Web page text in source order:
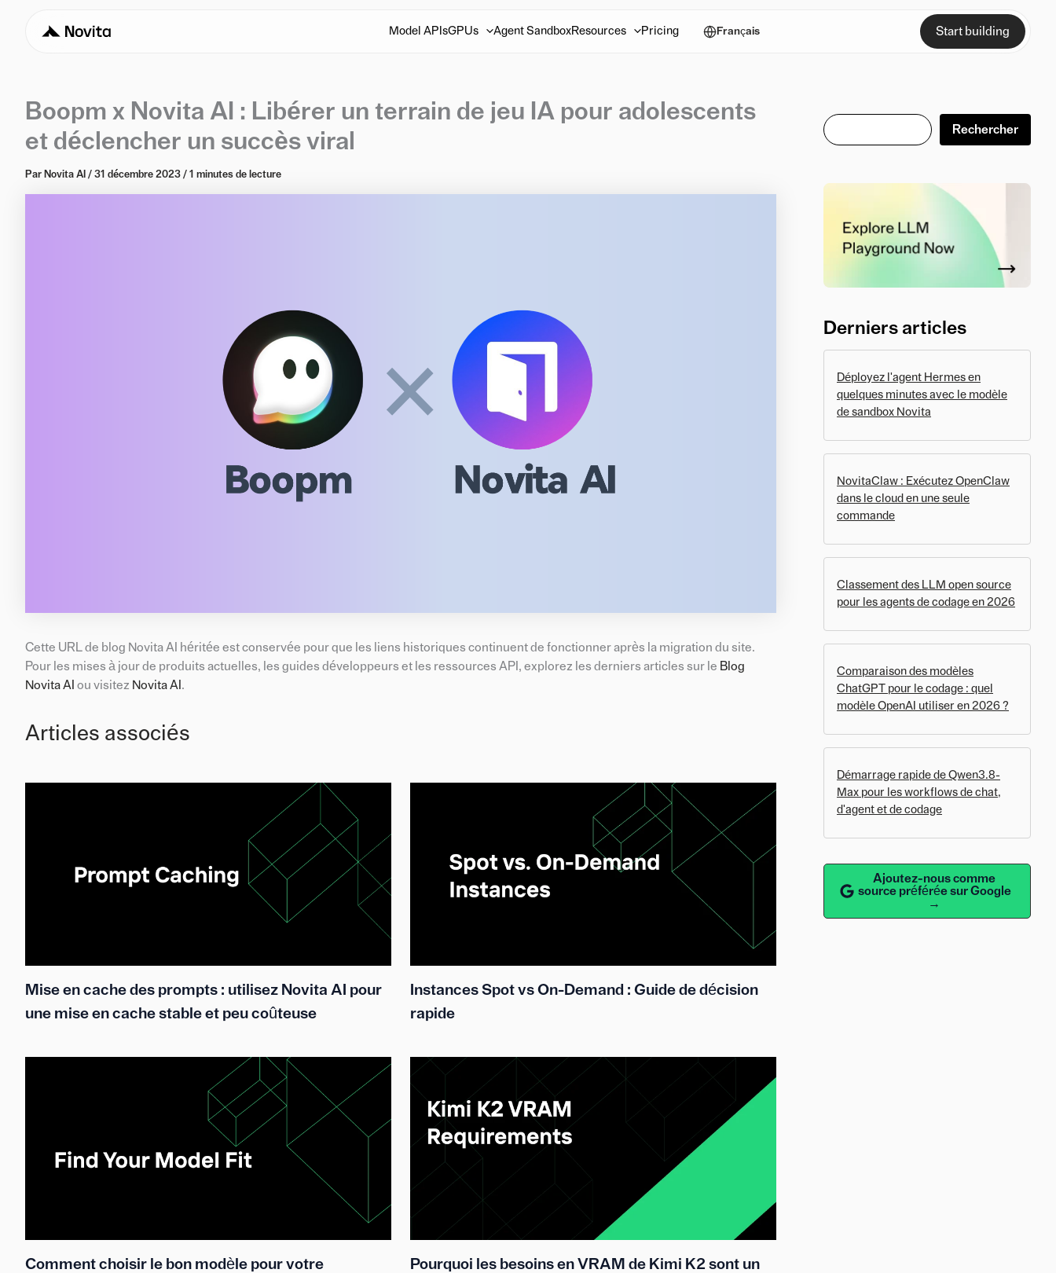
Model APIsGPUs Agent SandboxResources Pricing Français Start building
Boopm x Novita AI : Libérer un terrain de jeu IA pour adolescents
et déclencher un succès viral
Par Novita AI / 31 décembre 2023 / 1 minutes de lecture
Cette URL de blog Novita AI héritée est conservée pour que les liens historiques continuent de fonctionner après la migration du site.
Pour les mises à jour de produits actuelles, les guides développeurs et les ressources API, explorez les derniers articles sur le Blog
Novita AI ou visitez Novita AI .
Articles associés
Mise en cache des prompts : utilisez Novita AI pour
une mise en cache stable et peu coûteuse
Instances Spot vs On-Demand : Guide de décision
rapide
Comment choisir le bon modèle pour votre
Pourquoi les besoins en VRAM de Kimi K2 sont un
Rechercher
Rechercher
Derniers articles
Déployez l'agent Hermes en
quelques minutes avec le modèle
de sandbox Novita
NovitaClaw : Exécutez OpenClaw
dans le cloud en une seule
commande
Classement des LLM open source
pour les agents de codage en 2026
Comparaison des modèles
ChatGPT pour le codage : quel
modèle OpenAI utiliser en 2026 ?
Démarrage rapide de Qwen3.8-
Max pour les workflows de chat,
d'agent et de codage
Ajoutez-nous comme
source préférée sur Google
→